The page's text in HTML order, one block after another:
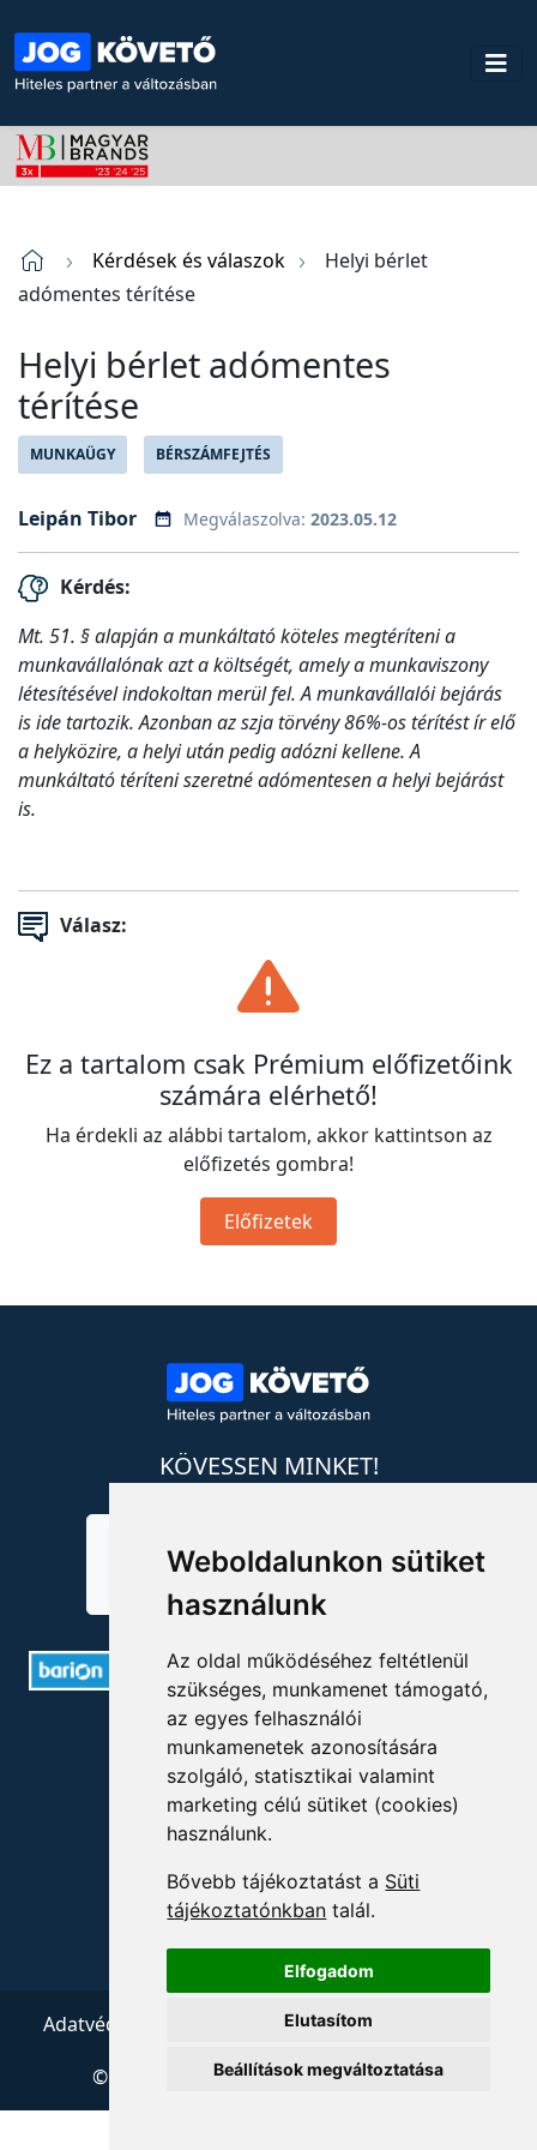
Weboldalunkon sütiket
használunk
Az oldal működéséhez feltétlenül
szükséges, munkamenet támogató,
az egyes felhasználói
munkamenetek azonosítására
szolgáló, statisztikai valamint
marketing célú sütiket (cookies)
használunk.
Bővebb tájékoztatást a Süti
tájékoztatónkban talál.
Elfogadom
Elutasítom
Beállítások megváltoztatása
Kérdések és válaszok
Helyi bérlet
adómentes térítése
Helyi bérlet adómentes
térítése
MUNKAÜGY BÉRSZÁMFEJTÉS
Leipán Tibor Megválaszolva: 2023.05.12
Kérdés:
Mt. 51. § alapján a munkáltató köteles megtéríteni a
munkavállalónak azt a költségét, amely a munkaviszony
létesítésével indokoltan merül fel. A munkavállalói bejárás
is ide tartozik. Azonban az szja törvény 86%-os térítést ír elő
a helyközire, a helyi után pedig adózni kellene. A
munkáltató téríteni szeretné adómentesen a helyi bejárást
is.
Válasz:
Ez a tartalom csak Prémium előfizetőink
számára elérhető!
Ha érdekli az alábbi tartalom, akkor kattintson az
előfizetés gombra!
Előfizetek
KÖVESSEN MINKET!
ELÉRHETŐSÉGEK
+36 1 880 7600
info@mprx.hu
Adatvédelem Impresszum
© 2026 Copyright:Menedzserpraxis.hu